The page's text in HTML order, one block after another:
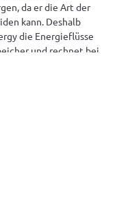
da er die Art der
kann. Deshalb
die Energieflüsse
und rechnet bei